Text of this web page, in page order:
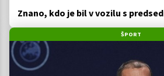
Znano, kdo je bil v vozilu s
ŠPORT